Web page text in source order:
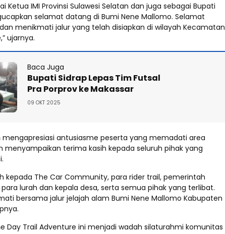
Ketua IMI Provinsi Sulawesi Selatan dan juga sebagai Bupati
selamat datang di Bumi Nene Mallomo. Selamat
menikmati jalur yang telah disiapkan di wilayah Kecamatan
ujarnya.
Baca Juga
Bupati Sidrap Lepas Tim Futsal
Pra Porprov ke Makassar
09 OKT 2025
mengapresiasi antusiasme peserta yang memadati area
menyampaikan terima kasih kepada seluruh pihak yang
kepada The Car Community, para rider trail, pemerintah
lurah dan kepala desa, serta semua pihak yang terlibat.
bersama jalur jelajah alam Bumi Nene Mallomo Kabupaten
Day Trail Adventure ini menjadi wadah silaturahmi komunitas